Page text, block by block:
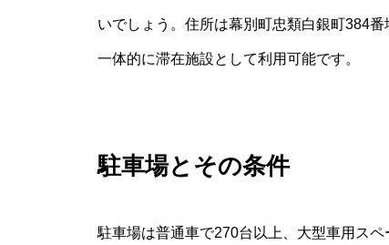
いでしょう。住所は幕別町忠類白銀町384
一体的に滞在施設として利用可能です。
駐車場とその条件
駐車場は普通車で270台以上、大型車用ス